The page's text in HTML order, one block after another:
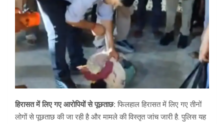
हिरासत में लिए गए आरोपियों से पूछताछ:फिलहाल हिरासत में लिए गए तीनों
लोगों से पूछताछ की जा रही है और मामले की विस्तृत जांच जारी है. पुलिस यह